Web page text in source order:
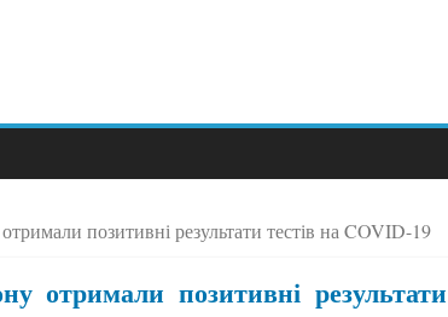
позитивні результати тестів на COVID-19
отримали позитивні результати